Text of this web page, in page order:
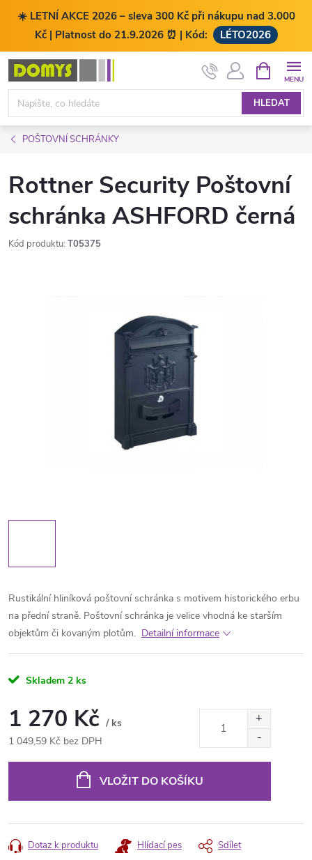
☀️ LETNÍ AKCE 2026 – sleva 300 Kč při nákupu nad 3.000
Kč | Platnost do 21.9.2026 ⏰ | Kód:
LÉTO2026
Přejít
obsah
HLEDAT
NÁKUPNÍ
KOŠÍK
POŠTOVNÍ SCHRÁNKY
Rottner Security Poštovní
schránka ASHFORD černá
Kód produktu: T05375
Rustikální hliníková poštovní schránka s motivem historického erbu
na přední straně. Poštovní schránka je velice vhodná ke starším
objektům či kovaným plotům. Detailní informace
Skladem 2 ks
1 270 Kč / ks
1 049,59 Kč bez DPH
VLOŽIT DO KOŠÍKU
Dotaz k produktu Hlídací pes Sdílet